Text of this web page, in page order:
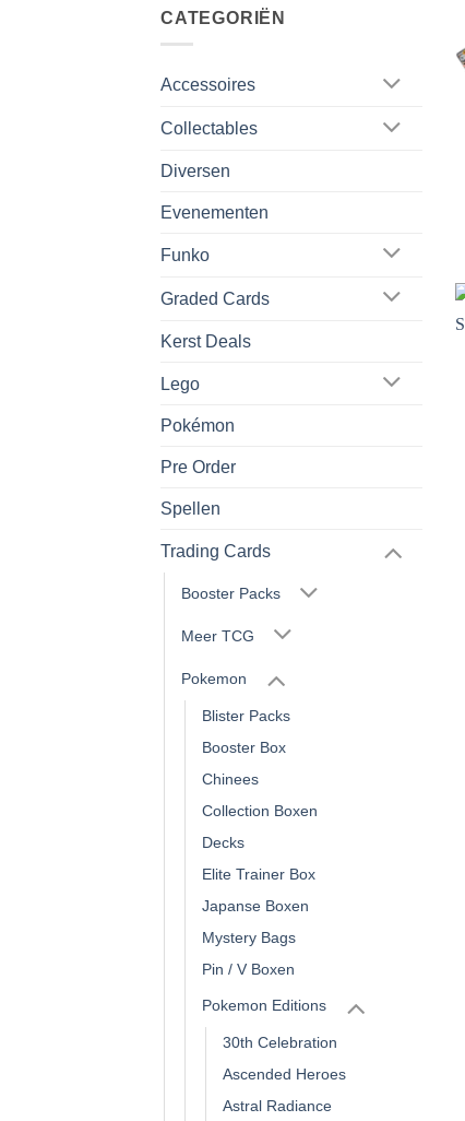
CATEGORIËN
Accessoires
Collectables
Diversen
Evenementen
Funko
Graded Cards
Kerst Deals
Lego
Pokémon
Pre Order
Spellen
Trading Cards
Booster Packs
Meer TCG
Pokemon
Blister Packs
Booster Box
Chinees
Collection Boxen
Decks
Elite Trainer Box
Japanse Boxen
Mystery Bags
Pin / V Boxen
Pokemon Editions
30th Celebration
Ascended Heroes
Astral Radiance